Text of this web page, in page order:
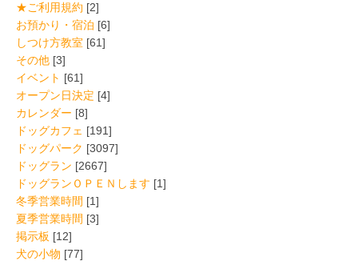
★ご利用規約 [2]
お預かり・宿泊 [6]
しつけ方教室 [61]
その他 [3]
イベント [61]
オープン日決定 [4]
カレンダー [8]
ドッグカフェ [191]
ドッグパーク [3097]
ドッグラン [2667]
ドッグランＯＰＥＮします [1]
冬季営業時間 [1]
夏季営業時間 [3]
掲示板 [12]
犬の小物 [77]